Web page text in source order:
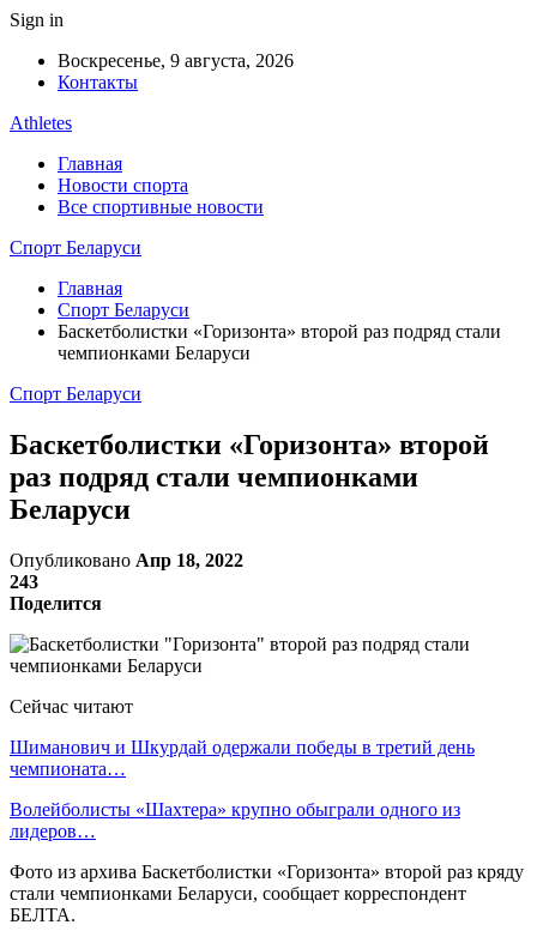
Sign in
Воскресенье, 9 августа, 2026
Контакты
Athletes
Главная
Новости спорта
Все спортивные новости
Спорт Беларуси
Главная
Спорт Беларуси
Баскетболистки «Горизонта» второй раз подряд стали
чемпионками Беларуси
Спорт Беларуси
Баскетболистки «Горизонта» второй
раз подряд стали чемпионками
Беларуси
Опубликовано Апр 18, 2022
243
Поделится
Сейчас читают
Шиманович и Шкурдай одержали победы в третий день
чемпионата…
Волейболисты «Шахтера» крупно обыграли одного из
лидеров…
Фото из архива Баскетболистки «Горизонта» второй раз кряду
стали чемпионками Беларуси, сообщает корреспондент
БЕЛТА.